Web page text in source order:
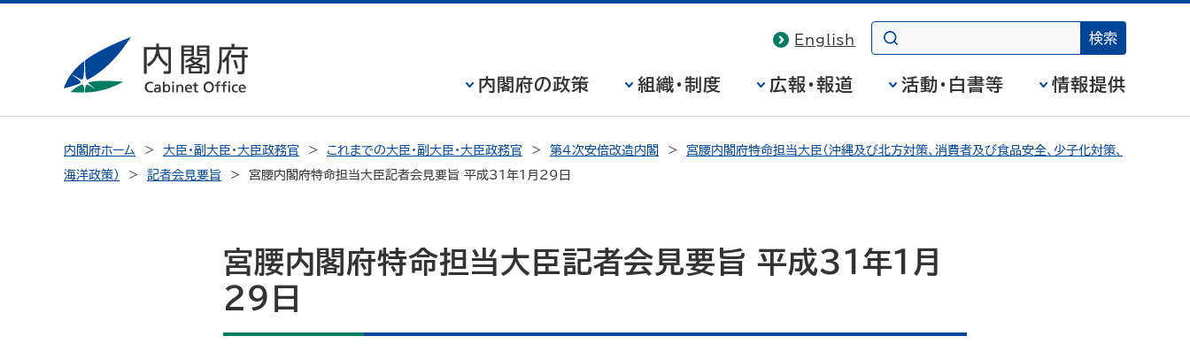
English
内閣府の政策 組織・制度 広報・報道 活動・白書等 情報提供
内閣府ホーム 大臣・副大臣・大臣政務官 これまでの大臣・副大臣・大臣政務官 第4次安倍改造内閣
宮腰内閣府特命担当大臣（沖縄及び北方対策、消費者及び食品安全、少子化対策、
海洋政策）
記者会見要旨 宮腰内閣府特命担当大臣記者会見要旨 平成31年1月29日
宮腰内閣府特命担当大臣記者会見要旨 平成31年1月
29日